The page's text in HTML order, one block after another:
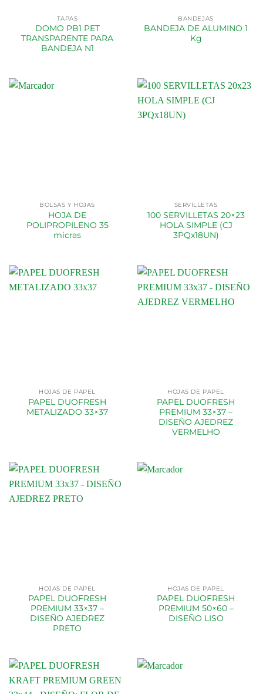
TAPAS
DOMO PB1 PET
TRANSPARENTE PARA
BANDEJA N1
BANDEJAS
BANDEJA DE ALUMINO 1
Kg
BOLSAS Y HOJAS
HOJA DE
POLIPROPILENO 35
micras
SERVILLETAS
100 SERVILLETAS 20×23
HOLA SIMPLE (CJ
3PQx18UN)
HOJAS DE PAPEL
PAPEL DUOFRESH
METALIZADO 33×37
HOJAS DE PAPEL
PAPEL DUOFRESH
PREMIUM 33×37 –
DISEÑO AJEDREZ
VERMELHO
HOJAS DE PAPEL
PAPEL DUOFRESH
PREMIUM 33×37 –
DISEÑO AJEDREZ
PRETO
HOJAS DE PAPEL
PAPEL DUOFRESH
PREMIUM 50×60 –
DISEÑO LISO